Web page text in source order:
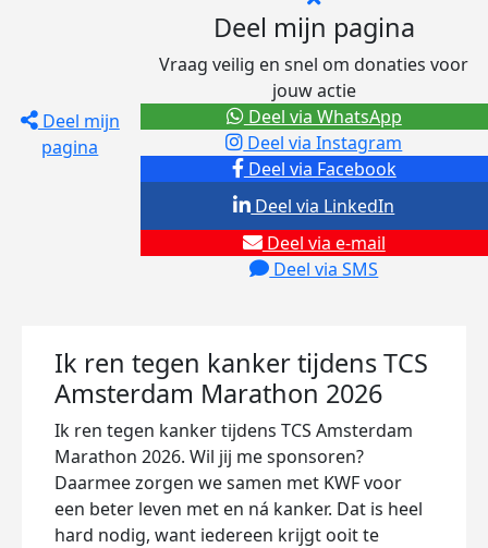
Deel mijn
pagina
Deel mijn pagina
Vraag veilig en snel om donaties voor
jouw actie
Deel via Facebook
Deel via Instagram
Deel via e-mail
Deel via SMS
Deel via LinkedIn
Deel via WhatsApp
Ik ren tegen kanker tijdens TCS
Amsterdam Marathon 2026
Ik ren tegen kanker tijdens TCS Amsterdam
Marathon 2026. Wil jij me sponsoren?
Daarmee zorgen we samen met KWF voor
een beter leven met en ná kanker. Dat is heel
hard nodig, want iedereen krijgt ooit te